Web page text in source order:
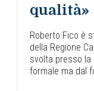
qualità»
Roberto Fico è
della Regione
svolta presso la
formale ma dal